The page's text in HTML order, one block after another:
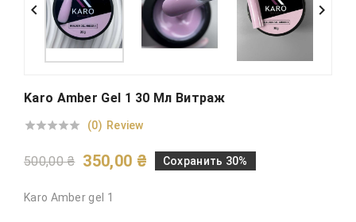
 
Karo Amber Gel 1 30 Мл Витраж
 (0) Review
500,00 ₴ 350,00 ₴ Сохранить 30%
Karo Amber gel 1